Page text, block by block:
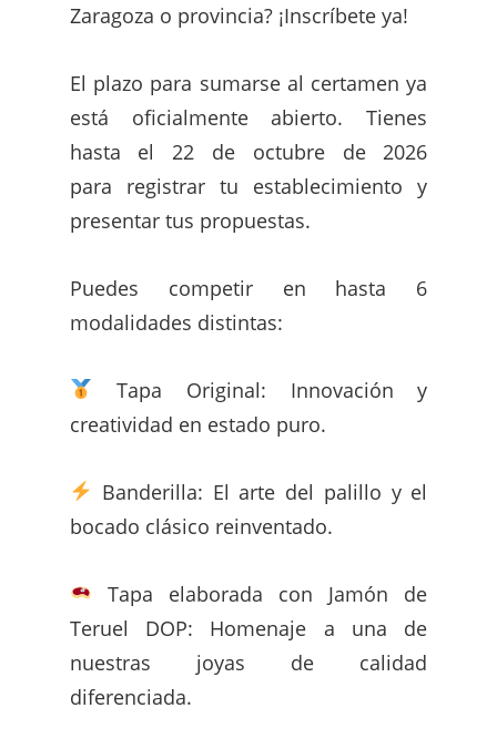
Zaragoza o provincia? ¡Inscríbete ya!
El plazo para sumarse al certamen ya
está oficialmente abierto. Tienes
hasta el 22 de octubre de 2026
para registrar tu establecimiento y
presentar tus propuestas.
Puedes competir en hasta 6
modalidades distintas:
Tapa Original: Innovación y
creatividad en estado puro.
Banderilla: El arte del palillo y el
bocado clásico reinventado.
Tapa elaborada con Jamón de
Teruel DOP: Homenaje a una de
nuestras joyas de calidad
diferenciada.